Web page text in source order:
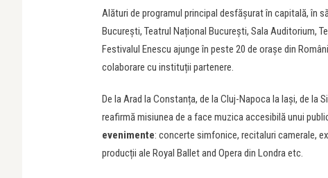
Alături de programul principal desfășurat în capitală, în
București, Teatrul Național București, Sala Auditorium,
Festivalul Enescu ajunge în peste 20 de orașe din
colaborare cu instituții partenere.
De la Arad la Constanța, de la Cluj-Napoca la Iași, de la
reafirmă misiunea de a face muzica accesibilă unui
evenimente: concerte simfonice, recitaluri camerale,
producții ale Royal Ballet and Opera din Londra etc.